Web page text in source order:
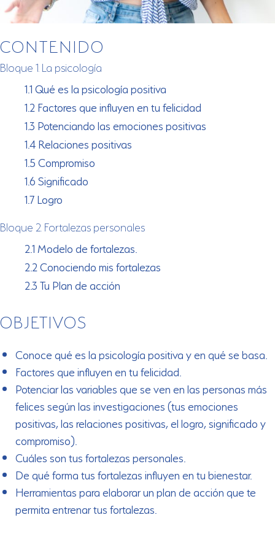
CONTENIDO
Bloque 1. La psicología
1.1 Qué es la psicología positiva
1.2 Factores que influyen en tu felicidad
1.3 Potenciando las emociones positivas
1.4 Relaciones positivas
1.5 Compromiso
1.6 Significado
1.7 Logro
Bloque 2. Fortalezas personales
2.1 Modelo de fortalezas.
2.2 Conociendo mis fortalezas
2.3 Tu Plan de acción
OBJETIVOS
Conoce qué es la psicología positiva y en qué se basa.
Factores que influyen en tu felicidad.
Potenciar las variables que se ven en las personas más
felices según las investigaciones (tus emociones
positivas, las relaciones positivas, el logro, significado y
compromiso).
Cuáles son tus fortalezas personales.
De qué forma tus fortalezas influyen en tu bienestar.
Herramientas para elaborar un plan de acción que te
permita entrenar tus fortalezas.